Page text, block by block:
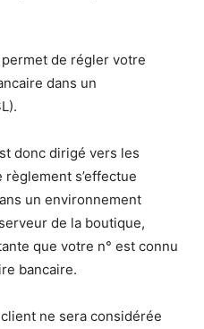
de régler votre
dans un
donc dirigé vers les
s’effectue
un environnement
de la boutique,
que votre n° est connu
bancaire.
ne sera considérée